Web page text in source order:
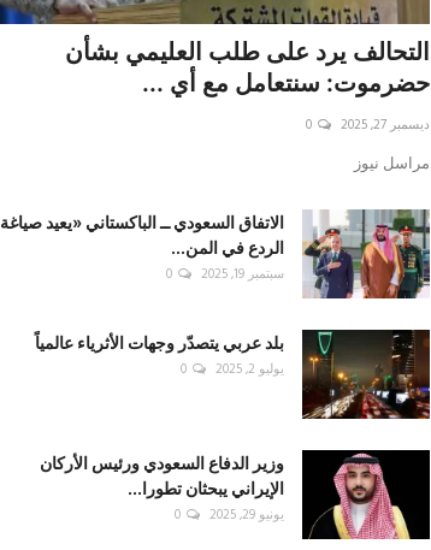
التحالف يرد على طلب العليمي بشأن
حضرموت: سنتعامل مع أي ...
ديسمبر 27, 2025 0
مراسل نيوز
الاتفاق السعودي ــ الباكستاني «يعيد صياغة
الردع في المن...
سبتمبر 19, 2025 0
بلد عربي يتصدّر وجهات الأثرياء عالمياً
يوليو 2, 2025 0
وزير الدفاع السعودي ورئيس الأركان
الإيراني يبحثان تطورا...
يونيو 29, 2025 0